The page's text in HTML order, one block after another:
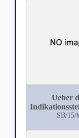
Ueber
SB/15/